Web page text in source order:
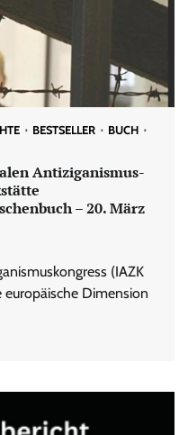
BESTSELLER
BUCH
Antiziganismus-
– 20. März
(IAZK
Dimension